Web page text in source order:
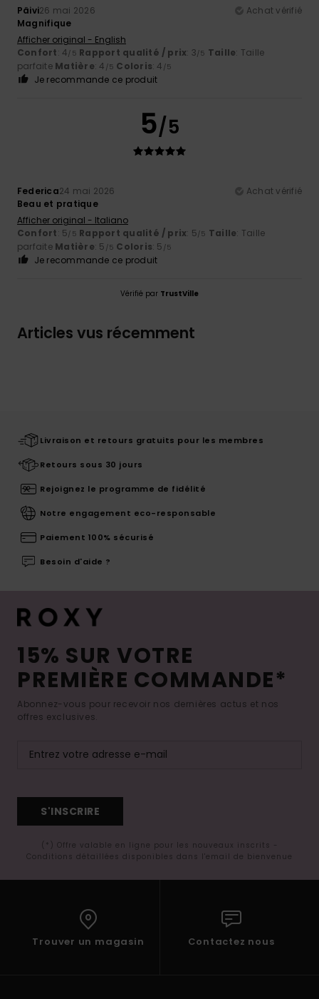
Päivi26 mai 2026
Achat vérifié
Magnifique
Afficher original - English
Confort: 4/5 Rapport qualité / prix: 3/5 Taille: Taille
parfaite Matière: 4 /5 Coloris: 4 /5
Je recommande ce produit
5/5
Federica24 mai 2026
Achat vérifié
Beau et pratique
Afficher original - Italiano
Confort: 5/5 Rapport qualité / prix: 5/5 Taille: Taille
parfaite Matière: 5 /5 Coloris: 5 /5
Je recommande ce produit
Vérifié par TrustVille
Articles vus récemment
Livraison et retours gratuits pour les membres
Retours sous 30 jours
Rejoignez le programme de fidélité
Notre engagement eco-responsable
Paiement 100% sécurisé
Besoin d'aide ?
15% SUR VOTRE
PREMIÈRE COMMANDE*
Abonnez-vous pour recevoir nos dernières actus et nos
offres exclusives.
S'INSCRIRE
(*) Offre valable en ligne pour les nouveaux inscrits -
Conditions détaillées disponibles dans l'email de bienvenue
Trouver un magasin Contactez nous